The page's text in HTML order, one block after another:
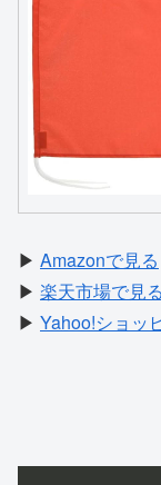
▶ Amazonで見る
▶ 楽天市場で見る
▶ Yahoo!ショッ